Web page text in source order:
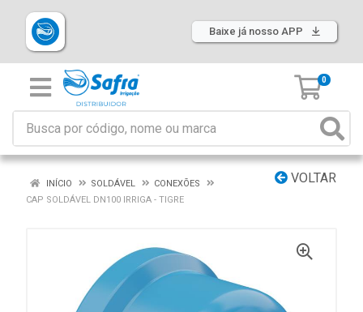
Baixe já nosso APP
0
VOLTAR
INÍCIO SOLDÁVEL
CONEXÕES
CAP SOLDÁVEL DN100 IRRIGA - TIGRE